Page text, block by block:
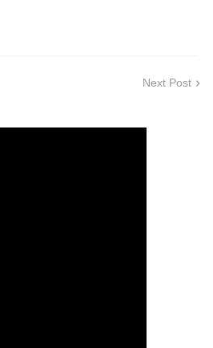
Next Post